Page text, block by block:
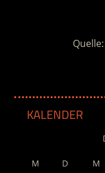
KALENDER
M D M